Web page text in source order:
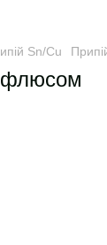
Sn/Cu
флюсом